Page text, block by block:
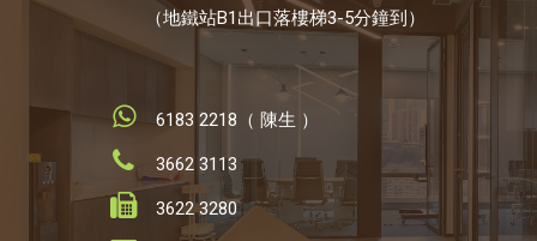
（地鐵站B1出口落樓梯3-5分鐘到）
6183 2218（ 陳生 ）
3662 3113
3622 3280